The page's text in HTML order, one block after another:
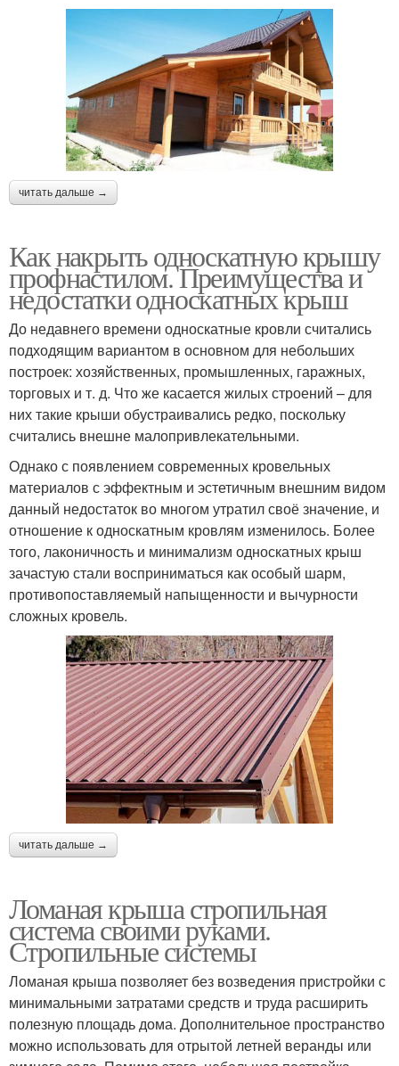
читать дальше →
Как накрыть односкатную крышу
профнастилом. Преимущества и
недостатки односкатных крыш
До недавнего времени односкатные кровли считались
подходящим вариантом в основном для небольших
построек: хозяйственных, промышленных, гаражных,
торговых и т. д. Что же касается жилых строений – для
них такие крыши обустраивались редко, поскольку
считались внешне малопривлекательными.
Однако с появлением современных кровельных
материалов с эффектным и эстетичным внешним видом
данный недостаток во многом утратил своё значение, и
отношение к односкатным кровлям изменилось. Более
того, лаконичность и минимализм односкатных крыш
зачастую стали восприниматься как особый шарм,
противопоставляемый напыщенности и вычурности
сложных кровель.
читать дальше →
Ломаная крыша стропильная
система своими руками.
Стропильные системы
Ломаная крыша позволяет без возведения пристройки с
минимальными затратами средств и труда расширить
полезную площадь дома. Дополнительное пространство
можно использовать для отрытой летней веранды или